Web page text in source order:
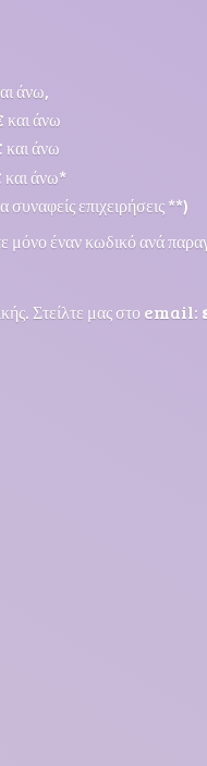
άνω,
και άνω
και άνω
και άνω*
συναφείς επιχειρήσεις **)
μόνο έναν κωδικό ανά
Στείλτε μας στο email: